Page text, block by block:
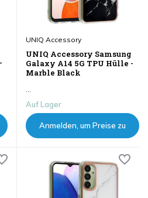
UNIQ Accessory
UNIQ Accessory Samsung
Galaxy A14 5G TPU Hülle -
Marble Black
...
Auf Lager
Anmelden, um Preise zu